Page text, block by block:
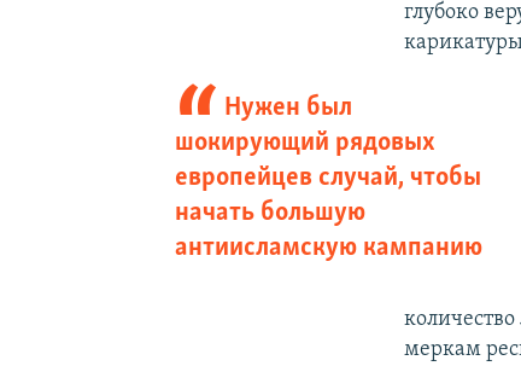
глубоко
Нужен был
шокирующий рядовых
европейцев случай, чтобы
начать большую
антиисламскую кампанию
меркам